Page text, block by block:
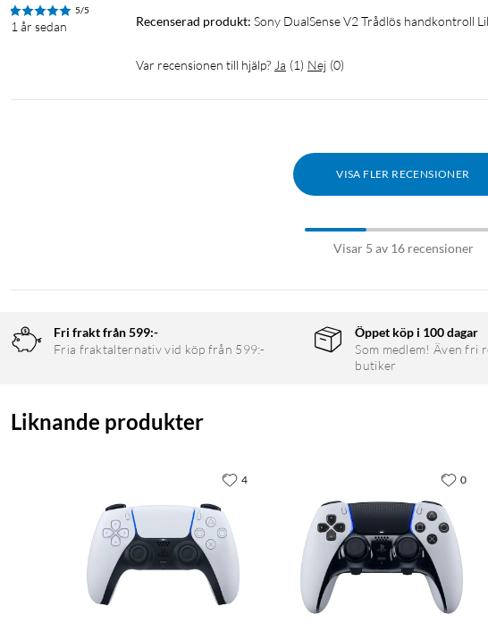
5/5
1 år sedan Recenserad produkt: Sony DualSense V2 Trådlös handkontroll
Var recensionen till hjälp? Ja (1) Nej (0)
VISA FLER RECENSIONER
Visar 5 av 16 recensioner
Fri frakt från 599:-
Fria fraktalternativ vid köp från 599:-
Öppet köp i 100 dagar
Som medlem! Även fri
butiker
Liknande produkter
4 0